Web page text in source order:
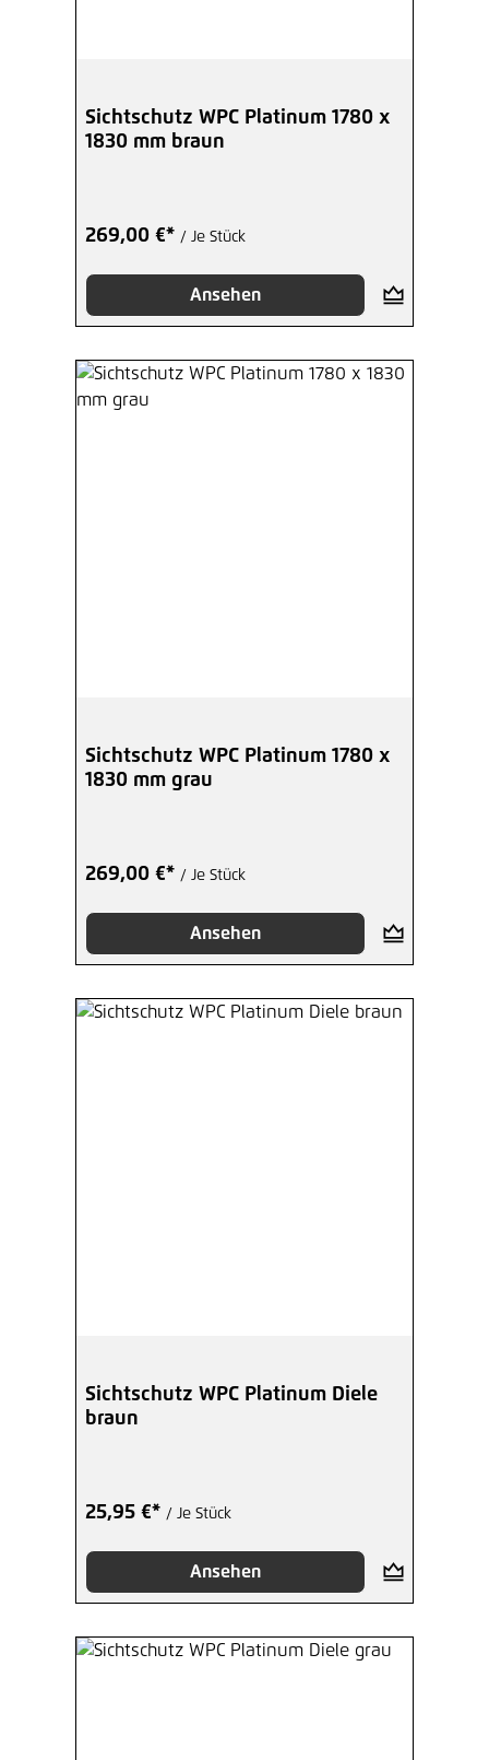
Sichtschutz WPC Platinum 1780 x
1830 mm braun
269,00 €* / Je Stück
Ansehen
Sichtschutz WPC Platinum 1780 x
1830 mm grau
269,00 €* / Je Stück
Ansehen
Sichtschutz WPC Platinum Diele
braun
25,95 €* / Je Stück
Ansehen